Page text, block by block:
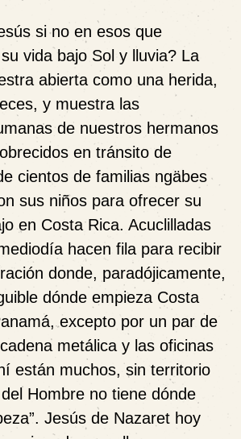
si no en esos que
vida bajo Sol y lluvia? La
abierta como una herida,
y muestra las
de nuestros hermanos
en tránsito de
cientos de familias ngäbes
sus niños para ofrecer su
en Costa Rica. Acuclilladas
hacen fila para recibir
donde, paradójicamente,
dónde empieza Costa
excepto por un par de
metálica y las oficinas
están muchos, sin territorio
Hombre no tiene dónde
Jesús de Nazaret hoy